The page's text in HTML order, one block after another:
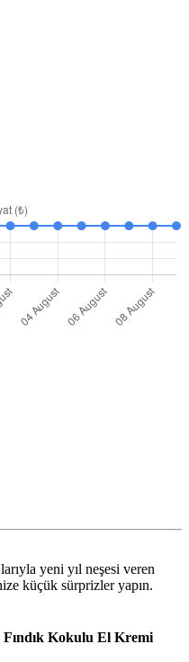
yeni yıl neşesi veren
küçük sürprizler yapın.
Fındık Kokulu El Kremi